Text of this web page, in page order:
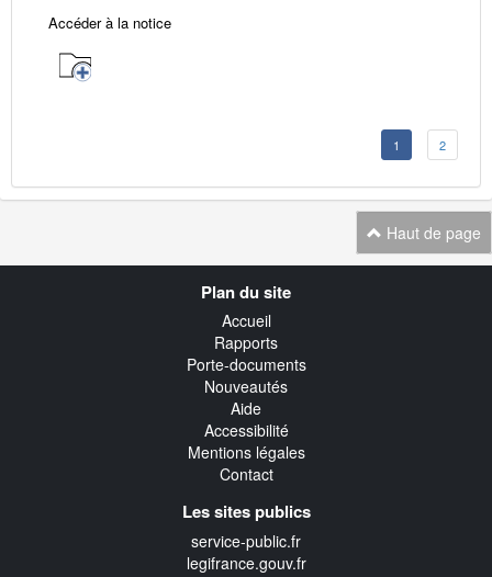
Accéder à la notice
1 2
Haut de page
Plan du site
Accueil
Rapports
Porte-documents
Nouveautés
Aide
Accessibilité
Mentions légales
Contact
Les sites publics
service-public.fr
legifrance.gouv.fr